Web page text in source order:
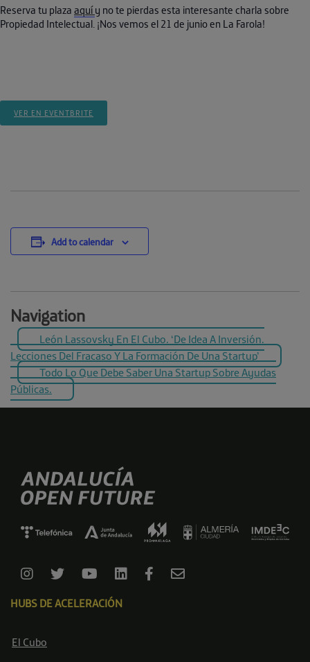
Reserva tu plaza aquíy no te pierdas esta interesante charla sobre
Propiedad Intelectual. ¡Nos vemos el 21 de junio en La Farola!
VER EN EVENTBRITE
Add to calendar
Navigation
León Lassovsky En El Cubo. ‘De Idea A Inversión.
Lecciones Del Fracaso Y La Formación De Una Startup’
Todo Lo Que Debe Saber Una Startup Sobre Ayudas
Públicas.
HUBS DE ACELERACIÓN
El Cubo